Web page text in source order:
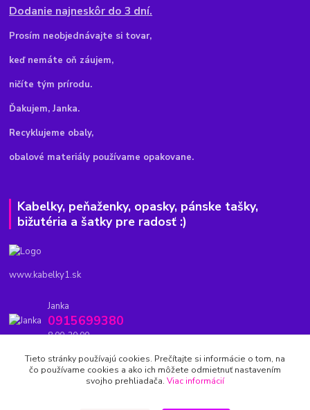
Dodanie najneskôr do 3 dní.
Prosím neobjednávajte si tovar,
keď nemáte oň záujem,
ničíte tým prírodu.
Ďakujem, Janka.
Recyklujeme obaly,
obalové materiály používame opakovane.
Kabelky, peňaženky, opasky, pánske tašky,
bižutéria a šatky pre radosť :)
www.kabelky1.sk
Janka
0915699380
8.00-20.00
kabelky1.sk@gmail.com
Tieto stránky používajú cookies. Prečítajte si informácie o tom, na
čo používame cookies a ako ich môžete odmietnuť nastavením
svojho prehliadača. Viac informácií